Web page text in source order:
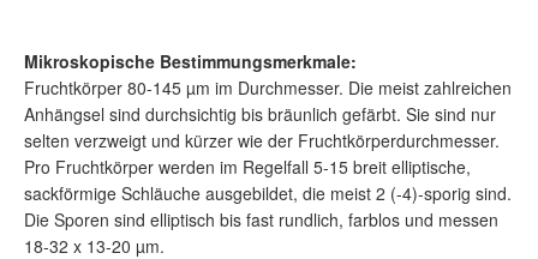
Mikroskopische Bestimmungsmerkmale:
Fruchtkörper 80-145 µm im Durchmesser. Die meist zahlreichen
Anhängsel sind durchsichtig bis bräunlich gefärbt. Sie sind nur
selten verzweigt und kürzer wie der Fruchtkörperdurchmesser.
Pro Fruchtkörper werden im Regelfall 5-15 breit elliptische,
sackförmige Schläuche ausgebildet, die meist 2 (-4)-sporig sind.
Die Sporen sind elliptisch bis fast rundlich, farblos und messen
18-32 x 13-20 µm.